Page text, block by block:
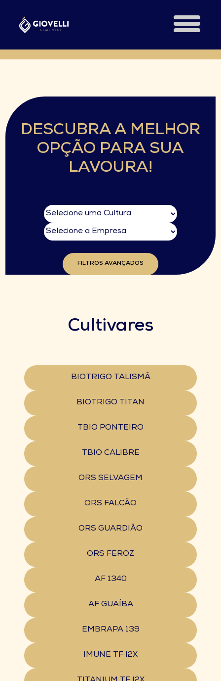
DESCUBRA A MELHOR
OPÇÃO PARA SUA
LAVOURA!
FILTROS AVANÇADOS
Cultivares
BIOTRIGO TALISMÃ
BIOTRIGO TITAN
TBIO PONTEIRO
TBIO CALIBRE
ORS SELVAGEM
ORS FALCÃO
ORS GUARDIÃO
ORS FEROZ
AF 1340
AF GUAÍBA
EMBRAPA 139
IMUNE TF I2X